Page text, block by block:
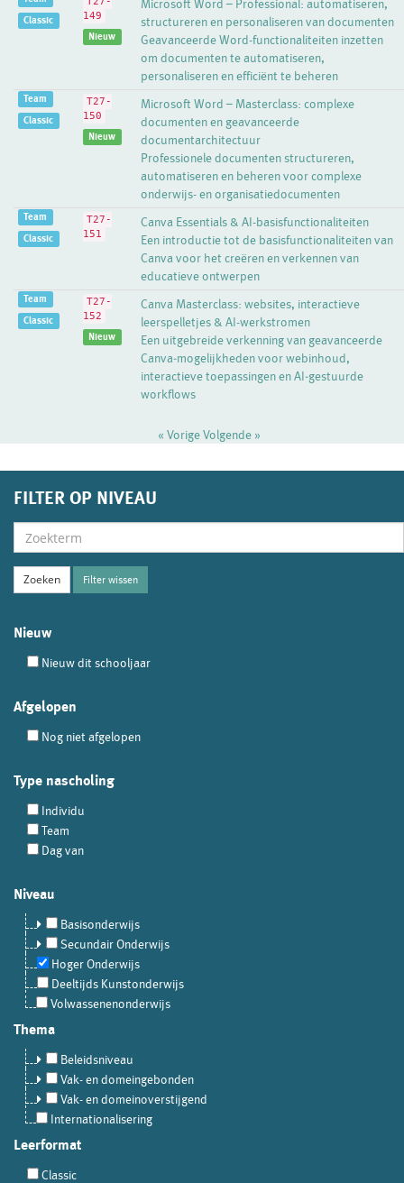
Classic
149
Nieuw
Microsoft Word – Professional: automatiseren,
structureren en personaliseren van documenten
Geavanceerde Word-functionaliteiten inzetten
om documenten te automatiseren,
personaliseren en efficiënt te beheren
Team
Classic
T27-
150
Nieuw
Microsoft Word – Masterclass: complexe
documenten en geavanceerde
documentarchitectuur
Professionele documenten structureren,
automatiseren en beheren voor complexe
onderwijs- en organisatiedocumenten
Team
Classic
T27-
151
Canva Essentials & AI-basisfunctionaliteiten
Een introductie tot de basisfunctionaliteiten van
Canva voor het creëren en verkennen van
educatieve ontwerpen
Team
Classic
T27-
152
Nieuw
Canva Masterclass: websites, interactieve
leerspelletjes & AI-werkstromen
Een uitgebreide verkenning van geavanceerde
Canva‑mogelijkheden voor webinhoud,
interactieve toepassingen en AI‑gestuurde
workflows
« VorigeVolgende »
FILTER OP NIVEAU
Filter wissen
Nieuw
Nieuw dit schooljaar
Afgelopen
Nog niet afgelopen
Type nascholing
Individu
Team
Dag van
Niveau
Basisonderwijs
Secundair Onderwijs
Hoger Onderwijs
Deeltijds Kunstonderwijs
Volwassenenonderwijs
Thema
Beleidsniveau
Vak- en domeingebonden
Vak- en domeinoverstijgend
Internationalisering
Leerformat
Classic